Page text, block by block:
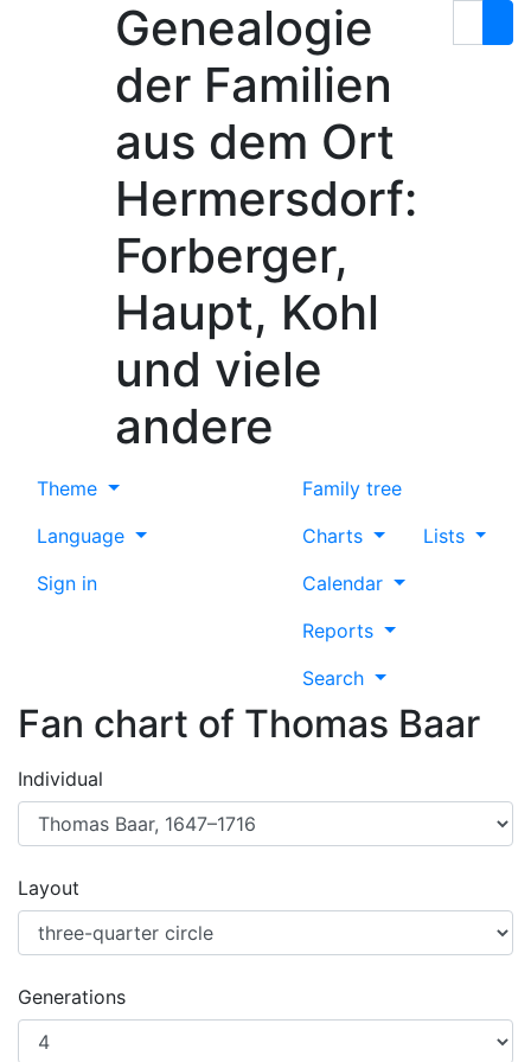
Genealogie
der Familien
aus dem Ort
Hermersdorf:
Forberger,
Haupt, Kohl
und viele
andere
Theme
Language
Sign in
Family tree
Charts
Lists
Calendar
Reports
Search
Fan chart of Thomas Baar
Individual
Layout
Generations